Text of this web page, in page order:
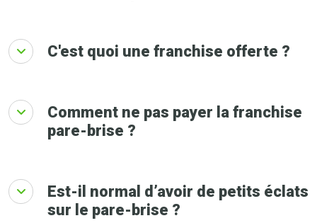
C'est quoi une franchise offerte ?
Comment ne pas payer la franchise
pare-brise ?
Est-il normal d’avoir de petits éclats
sur le pare-brise ?